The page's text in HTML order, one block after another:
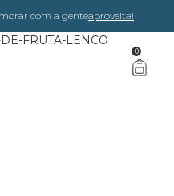
com a genteaproveita!
0